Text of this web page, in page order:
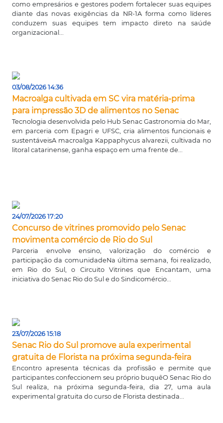
como empresários e gestores podem fortalecer suas equipes
diante das novas exigências da NR-1A forma como líderes
conduzem suas equipes tem impacto direto na saúde
organizacional...
03/08/2026 14:36
Macroalga cultivada em SC vira matéria-prima
para impressão 3D de alimentos no Senac
Tecnologia desenvolvida pelo Hub Senac Gastronomia do Mar,
em parceria com Epagri e UFSC, cria alimentos funcionais e
sustentáveisA macroalga Kappaphycus alvarezii, cultivada no
litoral catarinense, ganha espaço em uma frente de...
24/07/2026 17:20
Concurso de vitrines promovido pelo Senac
movimenta comércio de Rio do Sul
Parceria envolve ensino, valorização do comércio e
participação da comunidadeNa última semana, foi realizado,
em Rio do Sul, o Circuito Vitrines que Encantam, uma
iniciativa do Senac Rio do Sul e do Sindicomércio...
23/07/2026 15:18
Senac Rio do Sul promove aula experimental
gratuita de Florista na próxima segunda-feira
Encontro apresenta técnicas da profissão e permite que
participantes confeccionem seu próprio buquêO Senac Rio do
Sul realiza, na próxima segunda-feira, dia 27, uma aula
experimental gratuita do curso de Florista destinada...